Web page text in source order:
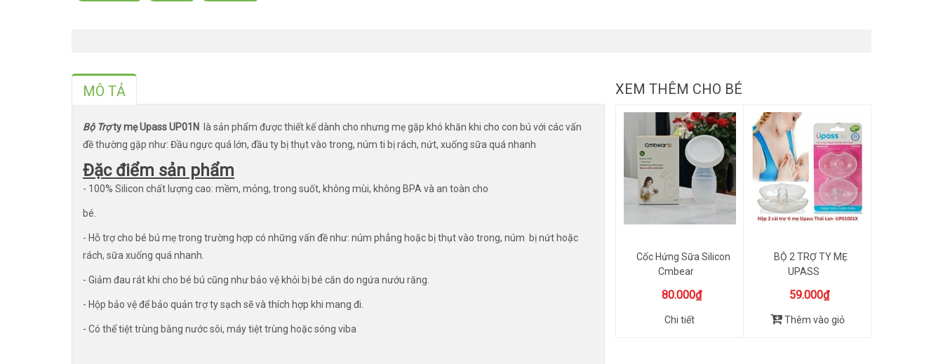
MÔ TẢ
Bộ Trợty mẹ Upass UP01N là sản phẩm được thiết kế dành cho nhưng mẹ gặp khó khăn khi cho con bú với các vấn
đề thường gặp như: Đầu ngực quá lớn, đầu ty bị thụt vào trong, núm ti bị rách, nứt, xuống sữa quá nhanh
Đặc điểm sản phẩm
- 100% Silicon chất lượng cao: mềm, mỏng, trong suốt, không mùi, không BPA và an toàn cho
bé.
- Hỗ trợ cho bé bú mẹ trong trường hợp có những vấn đề như: núm phẳng hoặc bị thụt vào trong, núm bị nứt hoặc
rách, sữa xuống quá nhanh.
- Giảm đau rát khi cho bé bú cũng như bảo vệ khỏi bị bé cắn do ngứa nướu răng.
- Hộp bảo vệ để bảo quản trợ ty sạch sẽ và thích hợp khi mang đi.
- Có thể tiệt trùng bằng nước sôi, máy tiệt trùng hoặc sóng viba
XEM THÊM CHO BÉ
Cốc Hứng Sữa Silicon
Cmbear
80.000₫
Chi tiết
BỘ 2 TRỢ TY MẸ
UPASS
59.000₫
Thêm vào giỏ